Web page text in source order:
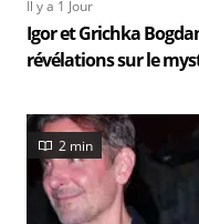
Il y a 1 Jour
Igor et Grichka
révélations sur le
2 min